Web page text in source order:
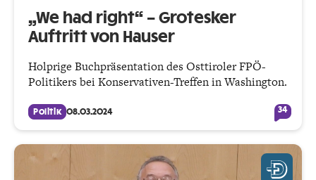
„We had right“ – Grotesker
Auftritt von Hauser
Holprige Buchpräsentation des Osttiroler FPÖ-
Politikers bei Konservativen-Treffen in Washington.
Politik 08.03.2024 34